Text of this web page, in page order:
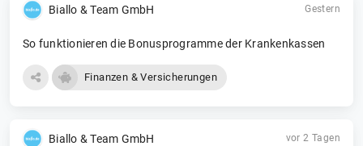
Biallo & Team GmbH Gestern
So funktionieren die Bonusprogramme der Krankenkassen
Finanzen & Versicherungen
Biallo & Team GmbH vor 2 Tagen